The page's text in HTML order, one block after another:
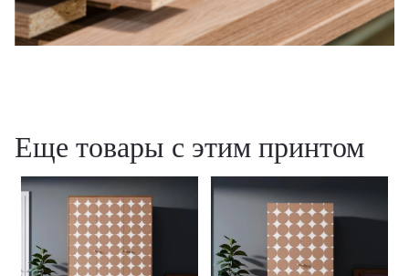
Еще товары с этим принтом